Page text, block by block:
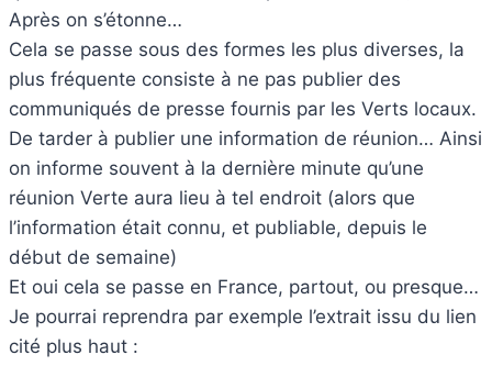
Après on s’étonne…
Cela se passe sous des formes les plus diverses, la
plus fréquente consiste à ne pas publier des
communiqués de presse fournis par les Verts locaux.
De tarder à publier une information de réunion… Ainsi
on informe souvent à la dernière minute qu’une
réunion Verte aura lieu à tel endroit (alors que
l’information était connu, et publiable, depuis le
début de semaine)
Et oui cela se passe en France, partout, ou presque…
Je pourrai reprendra par exemple l’extrait issu du lien
cité plus haut :